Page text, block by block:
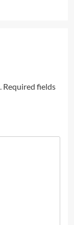
Required fields